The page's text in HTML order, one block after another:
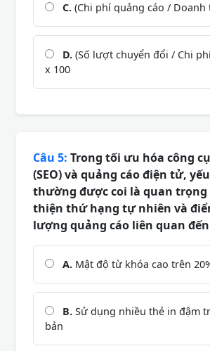
C. (Chi phí quảng cáo / Doanh
D. (Số lượt chuyển đổi / Chi
x 100
Câu 5: Trong tối ưu hóa công
(SEO) và quảng cáo điện tử,
thường được coi là quan trọng
thiện thứ hạng tự nhiên và
lượng quảng cáo liên quan
A. Mật độ từ khóa cao trên
B. Sử dụng nhiều thẻ in đậm
bản